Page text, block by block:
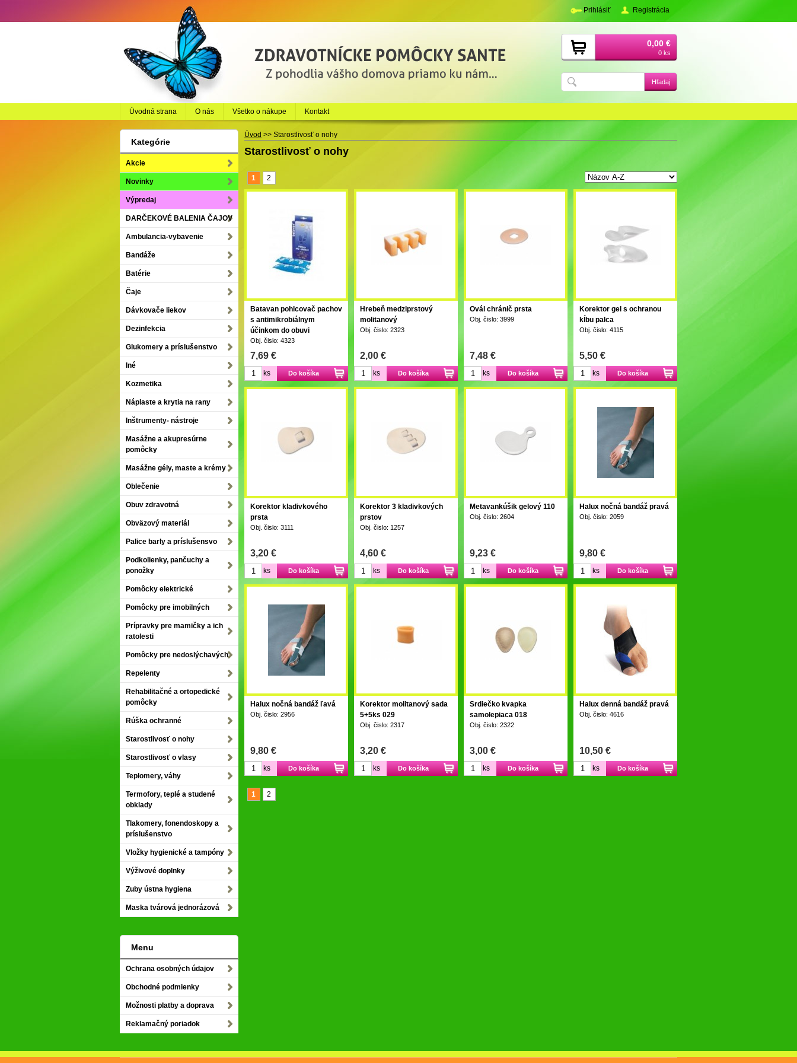
Prihlásiť Registrácia
0,00 €
0 ks
Úvod >> Starostlivosť o nohy
Starostlivosť o nohy
1 2
Batavan pohlcovač pachov
s antimikrobiálnym
účinkom do obuvi
Obj. čislo: 4323
7,69 €
Do košíka
ks
Hrebeň medziprstový
molitanový
Obj. čislo: 2323
2,00 €
Do košíka
ks
Ovál chránič prsta
Obj. čislo: 3999
7,48 €
Do košíka
ks
Korektor gel s ochranou
kĺbu palca
Obj. čislo: 4115
5,50 €
Do košíka
ks
Korektor kladivkového
prsta
Obj. čislo: 3111
3,20 €
Do košíka
ks
Korektor 3 kladivkových
prstov
Obj. čislo: 1257
4,60 €
Do košíka
ks
Metavankúšik gelový 110
Obj. čislo: 2604
9,23 €
Do košíka
ks
Halux nočná bandáž pravá
Obj. čislo: 2059
9,80 €
Do košíka
ks
Halux nočná bandáž ľavá
Obj. čislo: 2956
9,80 €
Do košíka
ks
Korektor molitanový sada
5+5ks 029
Obj. čislo: 2317
3,20 €
Do košíka
ks
Srdiečko kvapka
samolepiaca 018
Obj. čislo: 2322
3,00 €
Do košíka
ks
Halux denná bandáž pravá
Obj. čislo: 4616
10,50 €
Do košíka
ks
1 2
Kategórie
Akcie
Novinky
Výpredaj
DARČEKOVÉ BALENIA ČAJOV
Ambulancia-vybavenie
Bandáže
Batérie
Čaje
Dávkovače liekov
Dezinfekcia
Glukomery a príslušenstvo
Iné
Kozmetika
Náplaste a krytia na rany
Inštrumenty- nástroje
Masážne a akupresúrne
pomôcky
Masážne gély, maste a krémy
Oblečenie
Obuv zdravotná
Obväzový materiál
Palice barly a príslušensvo
Podkolienky, pančuchy a
ponožky
Pomôcky elektrické
Pomôcky pre imobilných
Prípravky pre mamičky a ich
ratolesti
Pomôcky pre nedoslýchavých
Repelenty
Rehabilitačné a ortopedické
pomôcky
Rúška ochranné
Starostlivosť o nohy
Starostlivosť o vlasy
Teplomery, váhy
Termofory, teplé a studené
obklady
Tlakomery, fonendoskopy a
príslušenstvo
Vložky hygienické a tampóny
Výživové doplnky
Zuby ústna hygiena
Maska tvárová jednorázová
Menu
Ochrana osobných údajov
Obchodné podmienky
Možnosti platby a doprava
Reklamačný poriadok
Úvodná strana O nás Všetko o nákupe Kontakt